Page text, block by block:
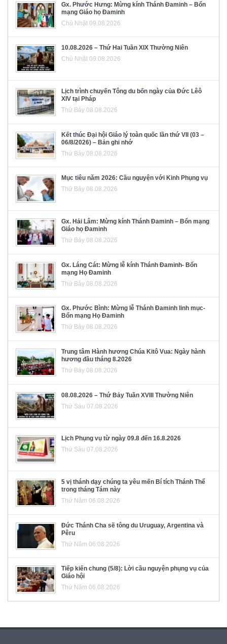
Gx. Phước Hưng: Mừng kính Thánh Đaminh – Bổn
mạng Giáo họ Đaminh
Chủ Nhật 09.08.2026
10.08.2026 – Thứ Hai Tuần XIX Thường Niên
Chủ Nhật 09.08.2026
Lịch trình chuyến Tông du bốn ngày của Đức Lêô
XIV tại Pháp
Thứ Bảy 08.08.2026
Kết thúc Đại hội Giáo lý toàn quốc lần thứ VII (03 –
06/8/2026) – Bản ghi nhớ
Thứ Bảy 08.08.2026
Mục tiêu năm 2026: Cầu nguyện với Kinh Phụng vụ
Thứ Bảy 08.08.2026
Gx. Hải Lâm: Mừng kính Thánh Đaminh – Bổn mạng
Giáo họ Đaminh
Thứ Bảy 08.08.2026
Gx. Láng Cát: Mừng lễ kính Thánh Đaminh- Bổn
mạng Họ Đaminh
Thứ Bảy 08.08.2026
Gx. Phước Bình: Mừng lễ Thánh Đaminh linh mục-
Bổn mạng Họ Đaminh
Thứ Bảy 08.08.2026
Trung tâm Hành hương Chúa Kitô Vua: Ngày hành
hương đầu tháng 8.2026
Thứ Bảy 08.08.2026
08.08.2026 – Thứ Bảy Tuần XVIII Thường Niên
Thứ Sáu 07.08.2026
Lịch Phụng vụ từ ngày 09.8 đến 16.8.2026
Thứ Sáu 07.08.2026
5 vị thánh dạy chúng ta yêu mến Bí tích Thánh Thể
trong tháng Tám này
Thứ Năm 06.08.2026
Đức Thánh Cha sẽ tông du Uruguay, Argentina và
Pêru
Thứ Năm 06.08.2026
Tiếp kiến chung (5/8): Lời cầu nguyện phụng vụ của
Giáo hội
Thứ Năm 06.08.2026